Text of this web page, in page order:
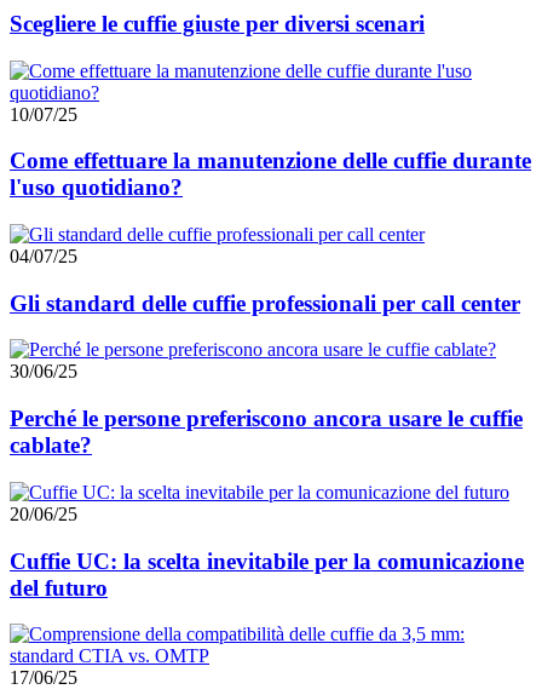
Scegliere le cuffie giuste per diversi scenari
10/07/25
Come effettuare la manutenzione delle cuffie durante
l'uso quotidiano?
04/07/25
Gli standard delle cuffie professionali per call center
30/06/25
Perché le persone preferiscono ancora usare le cuffie
cablate?
20/06/25
Cuffie UC: la scelta inevitabile per la comunicazione
del futuro
17/06/25